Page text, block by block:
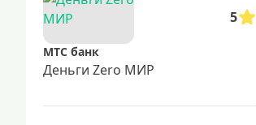
5
МТС банк
Деньги Zero МИР